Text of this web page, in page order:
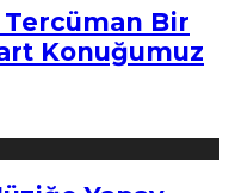
Tercüman Bir
Konuğumuz